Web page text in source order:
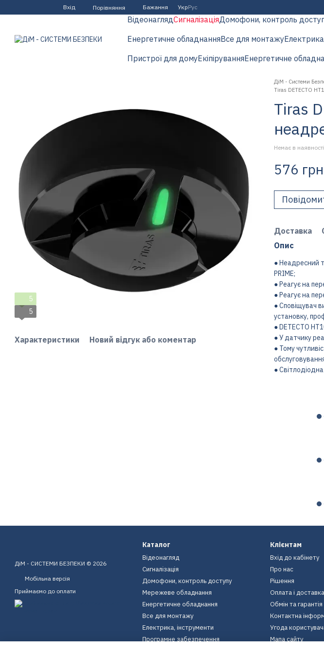
Перейти до основного контенту
Вхід Порівняння Бажання УкрРус
ВідеонаглядСигналізаціяДомофони, контроль
Енергетичне обладнанняВсе для монтажу
Пристрої для домуЕкіпіруванняЕнергетичне
5
5
Характеристики Новий відгук або коментар
ДіМ - Системи
Tiras DETECTO
Tiras
Немає в наявності
576 грн
Доставка
Опис
● Неадресний
PRIME;
● Реагує на
● Реагує на
● Сповіщувач
установку,
● DETECTO
● У датчику
● Тому
●
ДіМ - СИСТЕМИ БЕЗПЕКИ © 2026
Мобільна версія
Приймаємо до оплати
Каталог
Відеонагляд
Сигналізація
Домофони, контроль доступу
Мережеве обладнання
Енергетичне обладнання
Все для монтажу
Електрика, інструменти
Програмне забезпечення
Клієнтам
Вхід до кабінету
Про нас
Рішення
Оплата і доставка
Обмін та гарантія
Контактна
Угода
Мапа сайту